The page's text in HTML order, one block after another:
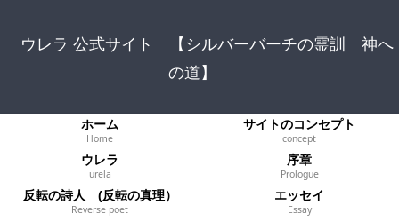
ウレラ 公式サイト 【シルバーバーチの霊訓 神へ
の道】
ホーム
Home
サイトのコンセプト
concept
ウレラ
urela
序章
Prologue
反転の詩人 (反転の真理）
Reverse poet
エッセイ
Essay